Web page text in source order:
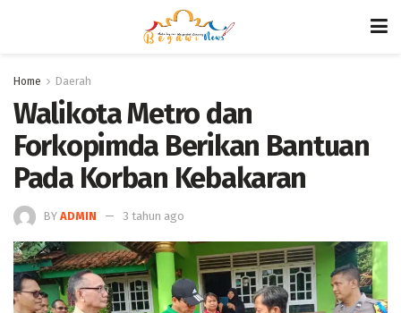
Home Daerah
Walikota Metro dan
Forkopimda Berikan Bantuan
Pada Korban Kebakaran
BY ADMIN 3 tahun ago